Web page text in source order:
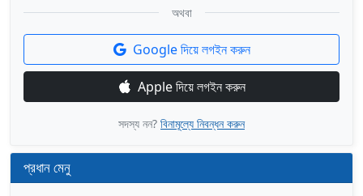
অথবা
Google দিয়ে লগইন করুন
Apple দিয়ে লগইন করুন
সদস্য নন? বিনামূল্যে নিবন্ধন করুন
প্রধান মেনু